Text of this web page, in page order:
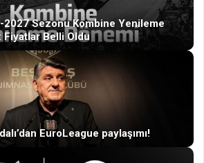
2027 Sezonu Kombine Yenileme
Fiyatlar Belli Oldu
EuroLeague paylaşımı!